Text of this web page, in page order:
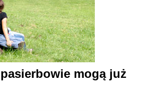
mogą już